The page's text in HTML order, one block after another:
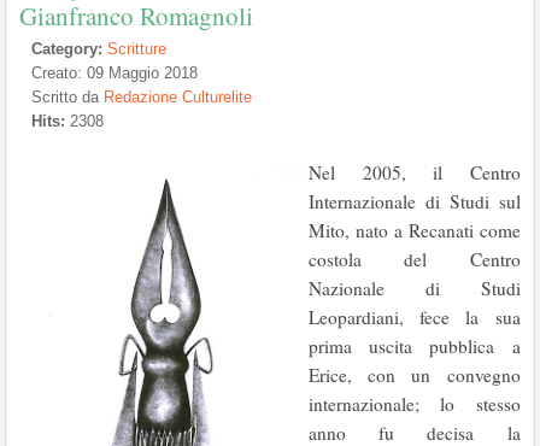
Gianfranco Romagnoli
Category: Scritture
Creato: 09 Maggio 2018
Scritto da Redazione Culturelite
Hits: 2308
Nel 2005, il Centro
Internazionale di Studi sul
Mito, nato a Recanati come
costola del Centro
Nazionale di Studi
Leopardiani, fece la sua
prima uscita pubblica a
Erice, con un convegno
internazionale; lo stesso
anno fu decisa la